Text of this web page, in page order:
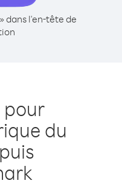
dans l'en-tête de
pour
du